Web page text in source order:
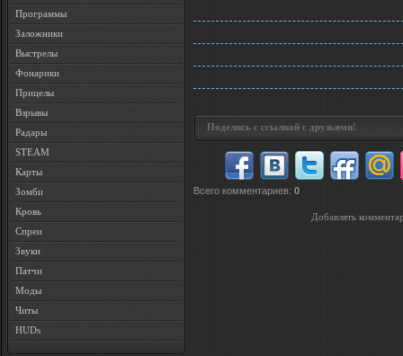
Программы
Заложники
Выстрелы
Фонарики
Прицелы
Взрывы
Радары
STEAM
Карты
Зомби
Кровь
Спреи
Звуки
Патчи
Моды
Читы
HUDs
Поделись с ссылкой с друзьями!
Всего комментариев: 0
Добавлять